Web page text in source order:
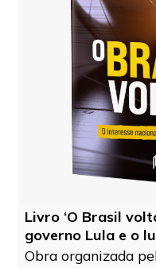
Livro ‘O Brasil
governo Lula e o
Obra organizada